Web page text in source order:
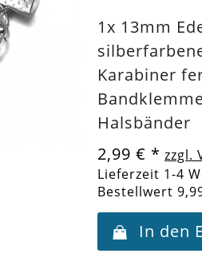
1x 13mm
Karabiner
Halsbänder
2,99 € * zzgl.
Lieferzeit 1-4
Bestellwert
In den